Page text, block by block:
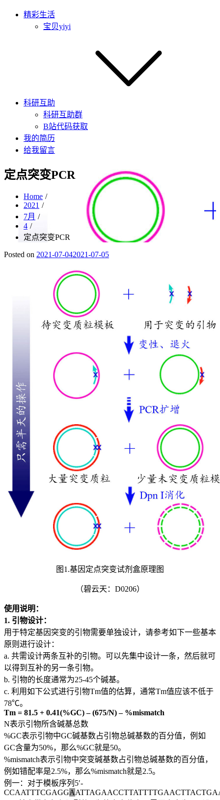
精彩生活
宝贝yiyi
科研互助
科研互助群
B站代码获取
我的简历
给我留言
定点突变PCR
Home
2021
7月
4
定点突变PCR
Posted on 2021-07-042021-07-05
图1.基因定点突变试剂盒原理图
（碧云天：D0206）
使用说明：
1. 引物设计：
用于特定基因突变的引物需要单独设计，请参考如下一些基本
原则进行设计：
a. 共需设计两条互补的引物。可以先集中设计一条，然后就可
以得到互补的另一条引物。
b. 引物的长度通常为25-45个碱基。
c. 利用如下公式进行引物Tm值的估算，通常Tm值应该不低于
78℃。
Tm = 81.5 + 0.41(%GC) – (675/N) – %mismatch
N表示引物所含碱基总数
%GC表示引物中GC碱基数占引物总碱基数的百分值，例如
GC含量为50%，那么%GC就是50。
%mismatch表示引物中突变碱基数占引物总碱基数的百分值，
例如错配率是2.5%，那么%mismatch就是2.5。
例一：对于模板序列5′-
CCAATTTCGAGGA